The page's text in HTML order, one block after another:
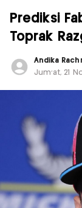
Prediksi
Toprak
Andika
Jum'at, 21